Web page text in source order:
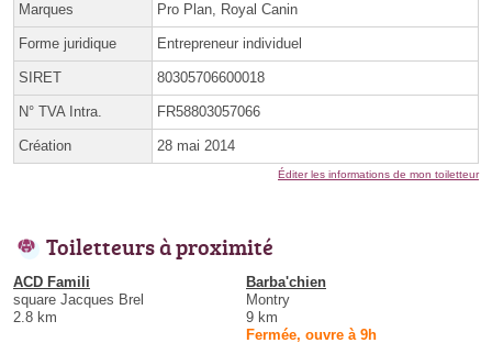
Marques Pro Plan, Royal Canin
Forme juridique Entrepreneur individuel
SIRET 80305706600018
N° TVA Intra. FR58803057066
Création 28 mai 2014
Éditer les informations de mon toiletteur
Toiletteurs à proximité
ACD Famili
square Jacques Brel
2.8 km
Barba'chien
Montry
9 km
Fermée, ouvre à 9h